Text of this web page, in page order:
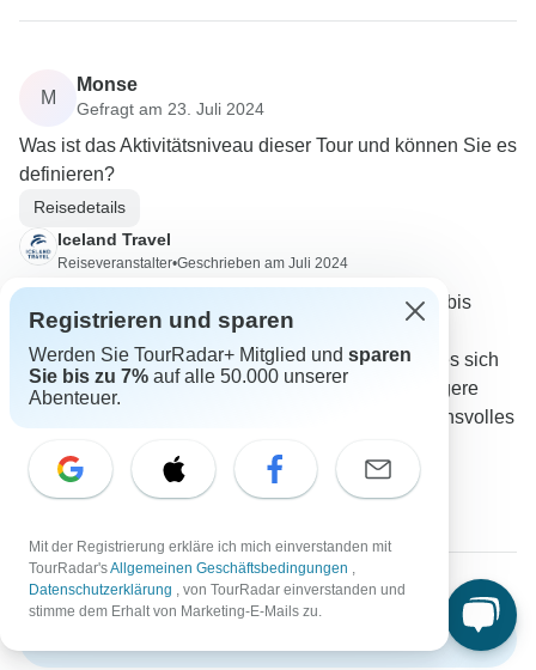
M
Monse
Gefragt am 23. Juli 2024
Was ist das Aktivitätsniveau dieser Tour und können Sie es
definieren?
Reisedetails
Iceland Travel
Reiseveranstalter•Geschrieben am Juli 2024
Das Aktivitätsniveau der Tour reicht von leicht bis
anstrengend und hängt in erster Linie von den
jeweiligen Aktivitäten ab. Bei "leicht" handelt es sich
um leichte Wanderungen, bei "mäßig" um längere
Aktivitäten und bei "anstrengend" um anspruchsvolles
0
Registrieren und sparen
Werden Sie TourRadar+ Mitglied und sparen
Sie bis zu 7% auf alle 50.000 unserer
Abenteuer.
Mit der Registrierung erkläre ich mich einverstanden mit
TourRadar'sAllgemeinen Geschäftsbedingungen ,
Datenschutzerklärung , von TourRadar einverstanden und
stimme dem Erhalt von Marketing-E-Mails zu.